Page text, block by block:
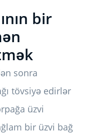
bir
sonra
tövsiyə edirlər
üzvi
bir üzvi bağ